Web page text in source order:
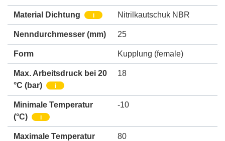
Material Dichtung i Nitrilkautschuk NBR
Nenndurchmesser (mm) 25
Form Kupplung (female)
Max. Arbeitsdruck bei 20
°C (bar) i
18
Minimale Temperatur
(°C)
i
-10
Maximale Temperatur
80